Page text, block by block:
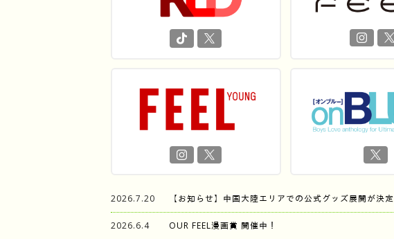
2026.7.20 【お知らせ】中国大陸エリアでの公式グッズ展開が決定
2026.6.4 OUR FEEL漫画賞 開催中！